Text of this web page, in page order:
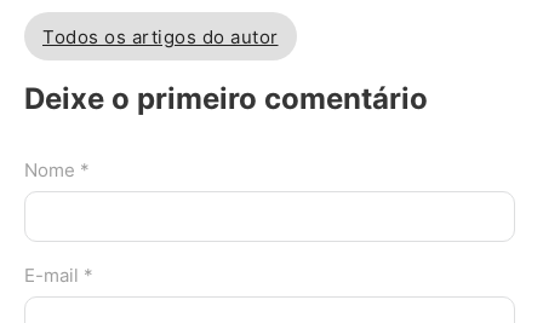
Todos os artigos do autor
Deixe o primeiro comentário
Nome *
E-mail *